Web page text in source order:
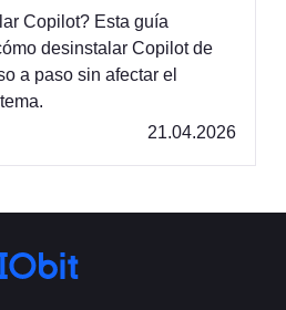
Copilot? Esta guía
desinstalar Copilot de
a paso sin afectar el
21.04.2026